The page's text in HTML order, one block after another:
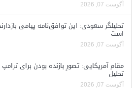
آگوست 07, 2026
تحلیلگر سعودی: این توافق‌نامه پیامی
است
آگوست 07, 2026
مقام آمریکایی: تصورِ بازنده بودن برای
تحلیل
آگوست 07, 2026